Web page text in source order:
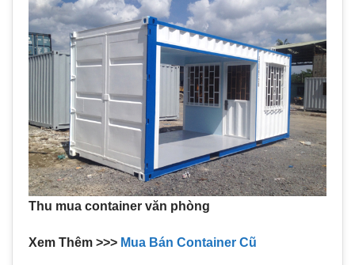
Thu mua container văn phòng
Xem Thêm >>> Mua Bán Container Cũ